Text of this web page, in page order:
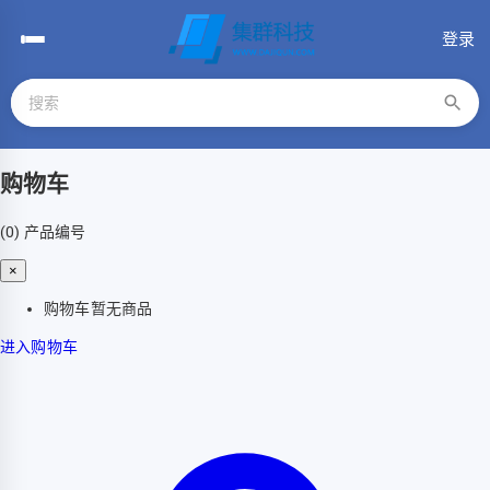
登录
购物车
(0) 产品编号
×
购物车暂无商品
进入购物车